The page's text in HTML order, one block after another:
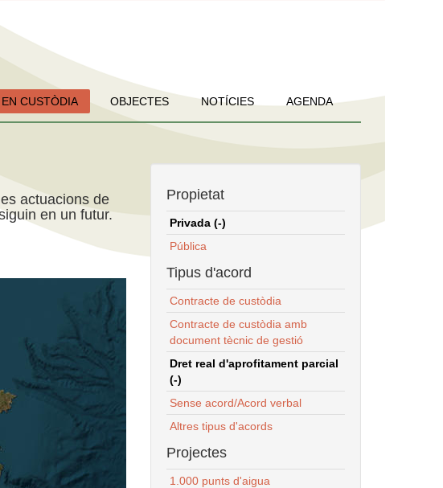
EN CUSTÒDIA OBJECTES NOTÍCIES AGENDA
actuacions de
en un futur.
Propietat
Privada (-)
Pública
Tipus d'acord
Contracte de custòdia
Contracte de custòdia amb
document tècnic de gestió
Dret real d'aprofitament parcial
(-)
Sense acord/Acord verbal
Altres tipus d'acords
Projectes
1.000 punts d'aigua